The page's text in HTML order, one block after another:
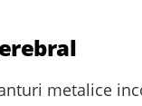
metalice